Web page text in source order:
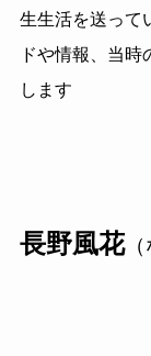
生生活を送って
ドや情報、当
します
長野風花（